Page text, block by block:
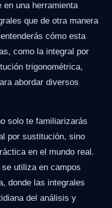
una herramienta
que de otra manera
cómo esta
como la integral por
trigonométrica,
abordar diversos
solo te familiarizarás
por sustitución, sino
en el mundo real.
utiliza en campos
donde las integrales
del análisis y